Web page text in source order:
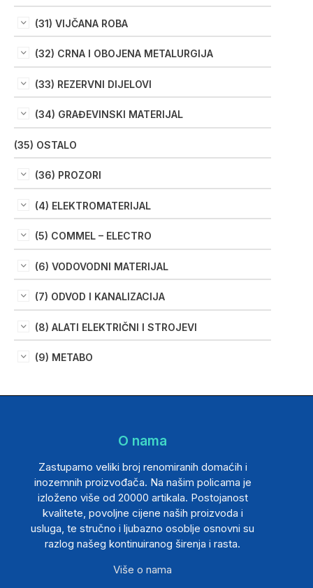
(31) VIJČANA ROBA
(32) CRNA I OBOJENA METALURGIJA
(33) REZERVNI DIJELOVI
(34) GRAĐEVINSKI MATERIJAL
(35) OSTALO
(36) PROZORI
(4) ELEKTROMATERIJAL
(5) COMMEL – ELECTRO
(6) VODOVODNI MATERIJAL
(7) ODVOD I KANALIZACIJA
(8) ALATI ELEKTRIČNI I STROJEVI
(9) METABO
O nama
Zastupamo veliki broj renomiranih domaćih i
inozemnih proizvođača. Na našim policama je
izloženo više od 20000 artikala. Postojanost
kvalitete, povoljne cijene naših proizvoda i
usluga, te stručno i ljubazno osoblje osnovni su
razlog našeg kontinuiranog širenja i rasta.
Više o nama